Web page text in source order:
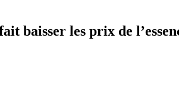
baisser les prix de